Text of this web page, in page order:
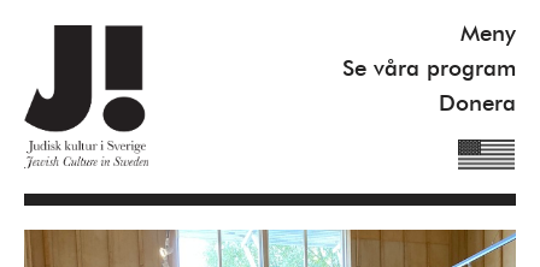
Meny
Se våra program
Donera
Om J!